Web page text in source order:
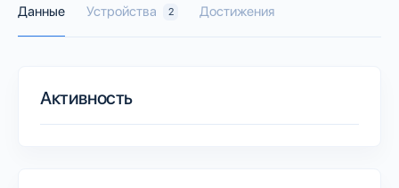
Данные Устройства 2 Достижения
Активность